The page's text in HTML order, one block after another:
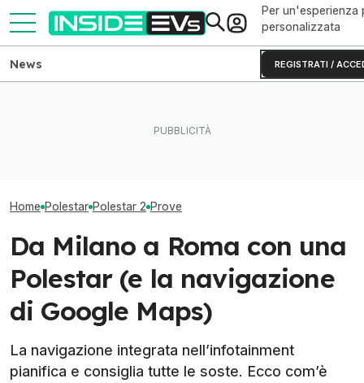
Per un'esperienza
personalizzata
REGISTRATI /
News
Home Polestar Polestar 2 Prove
Da Milano a Roma con una
Polestar (e la navigazione
di Google Maps)
La navigazione integrata nell’infotainment
pianifica e consiglia tutte le soste. Ecco com’è